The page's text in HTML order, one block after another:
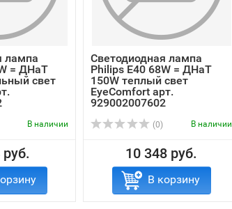
лампа
= ДНаТ
свет
В наличии
Светодиодная лампа
Philips E40 68W = ДНаТ
150W теплый свет
EyeComfort арт.
929002007602
(0) В наличии
10 348 руб.
В корзину